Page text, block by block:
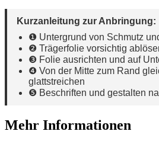
Kurzanleitung zur Anbringung:
❶ Untergrund von Schmutz
❷ Trägerfolie vorsichtig
❸ Folie ausrichten und auf
❹ Von der Mitte zum Rand
glattstreichen
❺ Beschriften und gestalten
Mehr Informationen